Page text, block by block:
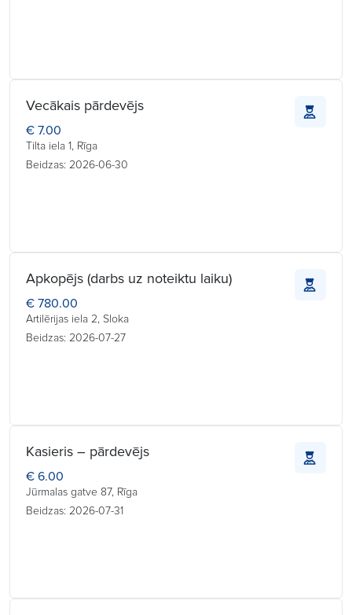
Vecākais pārdevējs
€ 7.00
Tilta iela 1, Rīga
Beidzas: 2026-06-30
Apkopējs (darbs uz noteiktu laiku)
€ 780.00
Artilērijas iela 2, Sloka
Beidzas: 2026-07-27
Kasieris – pārdevējs
€ 6.00
Jūrmalas gatve 87, Rīga
Beidzas: 2026-07-31